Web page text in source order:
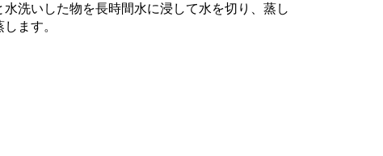
水洗いした物を長時間水に浸して水を切り、蒸し
ます。